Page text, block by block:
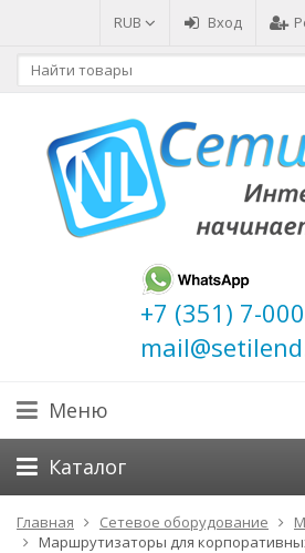
RUB Вход
+7 (351) 7-
Меню
Каталог
Главная Сетевое оборудование
Маршрутизаторы для